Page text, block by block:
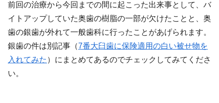
前回の治療から今回までの間に起こった出来事として、バ
イトアップしていた奥歯の樹脂の一部が欠けたことと、奥
歯の銀歯が外れて一般歯科に行ったことがあげられます。
銀歯の件は別記事（7番大臼歯に保険適用の白い被せ物を
入れてみた ）にまとめてあるのでチェックしてみてくださ
い。